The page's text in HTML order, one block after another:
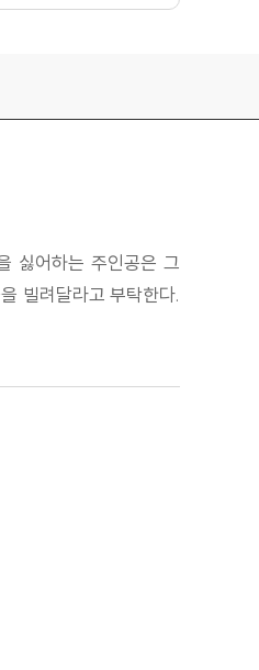
싫어하는 주인공은 그
빌려달라고 부탁한다.